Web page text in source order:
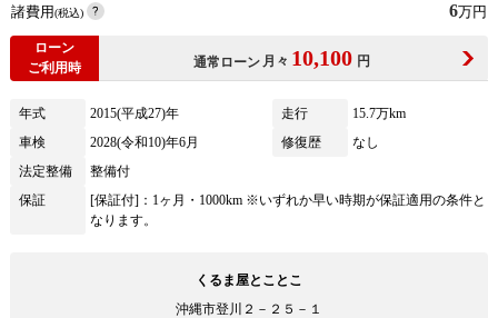
諸費用(税込) 6万円
ローン
ご利用時
通常ローン 月々 10,100 円
年式 2015(平成27)年 走行
15.7万km
車検
2028(令和10)年6月 修復歴
なし
法定整備
整備付
保証
[保証付]：1ヶ月・1000km ※いずれか早い時期が保証適用の条件と
なります。
くるま屋とことこ
沖縄市登川２－２５－１